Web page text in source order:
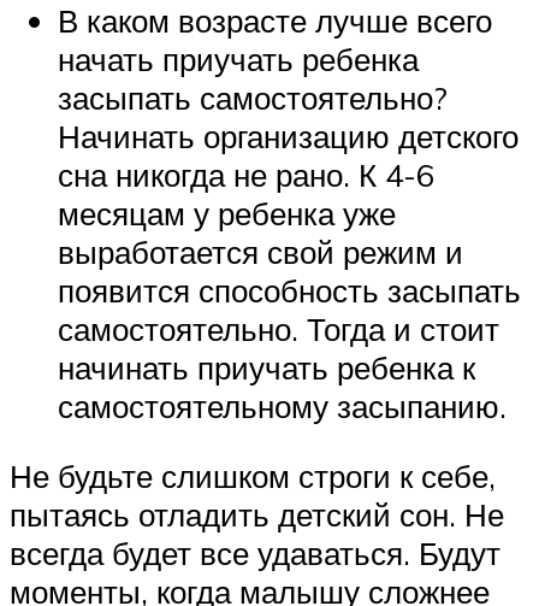
В каком возрасте лучше всего
начать приучать ребенка
засыпать самостоятельно?
Начинать организацию детского
сна никогда не рано. К 4-6
месяцам у ребенка уже
выработается свой режим и
появится способность засыпать
самостоятельно. Тогда и стоит
начинать приучать ребенка к
самостоятельному засыпанию.
Не будьте слишком строги к себе,
пытаясь отладить детский сон. Не
всегда будет все удаваться. Будут
моменты, когда малышу сложнее